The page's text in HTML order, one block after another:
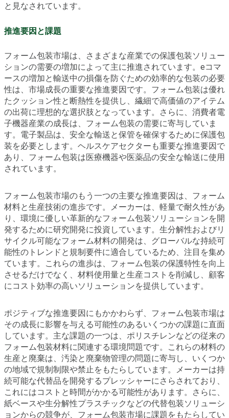
と見なされています。
推進要因と課題
フォーム包装市場は、さまざまな産業での保護包装ソリュー
ションの需要の増加によって主に推進されています。eコマ
ースの増加と輸送中の損傷を防ぐための効率的な包装の必要
性は、市場成長の重要な推進要因です。フォーム包装は優れ
たクッション性と断熱性を提供し、繊細で高価値のアイテム
の出荷に理想的な選択肢となっています。さらに、消費者電
子機器産業の成長は、フォーム包装の需要に寄与していま
す。電子製品は、安全な輸送と保管を確保するために保護包
装を必要とします。ヘルスケアセクターも重要な推進要因で
あり、フォーム包装は医療機器や医薬品の安全な輸送に使用
されています。
フォーム包装市場のもう一つの主要な推進要因は、フォーム
材料と生産技術の進歩です。メーカーは、軽量で耐久性があ
り、環境に優しい革新的なフォーム包装ソリューションを開
発するために研究開発に投資しています。生分解性およびリ
サイクル可能なフォーム材料の開発は、グローバルな持続可
能性のトレンドと規制要件に適合しているため、注目を集め
ています。これらの進歩は、フォーム包装の保護特性を向上
させるだけでなく、材料使用量と生産コストを削減し、顧客
にコスト効率の高いソリューションを提供しています。
ポジティブな推進要因にもかかわらず、フォーム包装市場は
その成長に影響を与える可能性のあるいくつかの課題に直面
しています。主な課題の一つは、ポリスチレンなどの従来の
フォーム包装材料に関連する環境問題です。これらの材料の
生産と廃棄は、汚染と廃棄物管理の問題に寄与し、いくつか
の地域で規制制限や禁止をもたらしています。メーカーは持
続可能な代替品を開発するプレッシャーにさらされており、
これにはコストと時間がかかる可能性があります。さらに、
紙ベースや生分解性プラスチックなどの代替包装ソリューシ
ョンからの競争が、フォーム包装市場に課題をもたらしてい